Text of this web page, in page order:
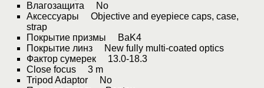
Влагозащита No
Аксессуары Objective and eyepiece caps, case,
strap
Покрытие призмы BaK4
Покрытие линз New fully multi-coated optics
Фактор сумерек 13.0-18.3
Close focus 3 m
Tripod Adaptor No